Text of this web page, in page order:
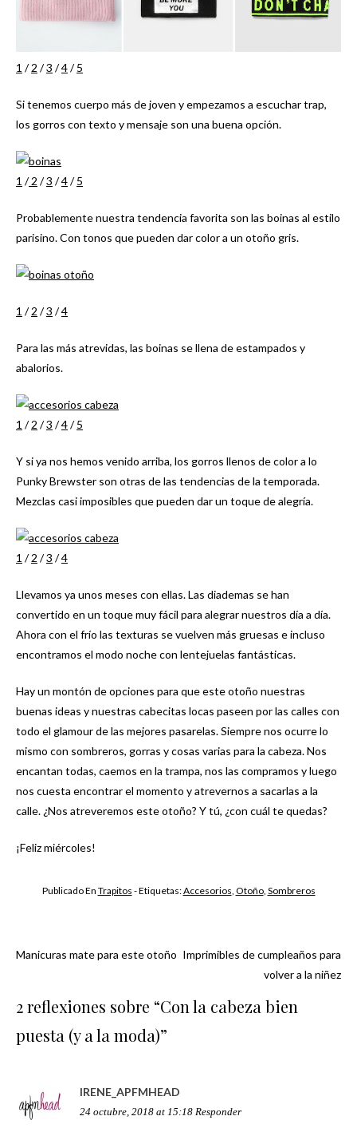
1 /2 /3 /4/5
Si tenemos cuerpo más de joven y empezamos a escuchar trap,
los gorros con texto y mensaje son una buena opción.
1 /2 /3 /4/5
Probablemente nuestra tendencia favorita son las boinas al estilo
parisino. Con tonos que pueden dar color a un otoño gris.
1 /2 /3 /4
Para las más atrevidas, las boinas se llena de estampados y
abalorios.
1 /2 /3 /4/5
Y si ya nos hemos venido arriba, los gorros llenos de color a lo
Punky Brewster son otras de las tendencias de la temporada.
Mezclas casi imposibles que pueden dar un toque de alegría.
1 /2 /3 /4
Llevamos ya unos meses con ellas. Las diademas se han
convertido en un toque muy fácil para alegrar nuestros día a día.
Ahora con el frío las texturas se vuelven más gruesas e incluso
encontramos el modo noche con lentejuelas fantásticas.
Hay un montón de opciones para que este otoño nuestras
buenas ideas y nuestras cabecitas locas paseen por las calles con
todo el glamour de las mejores pasarelas. Siempre nos ocurre lo
mismo con sombreros, gorras y cosas varias para la cabeza. Nos
encantan todas, caemos en la trampa, nos las compramos y luego
nos cuesta encontrar el momento y atrevernos a sacarlas a la
calle. ¿Nos atreveremos este otoño? Y tú, ¿con cuál te quedas?
¡Feliz miércoles!
Publicado En Trapitos - Etiquetas:Accesorios, Otoño, Sombreros
Navegación
de
entradas
Manicuras mate para este otoño Imprimibles de cumpleaños para
volver a la niñez
2 reflexiones sobre “Con la cabeza bien
puesta (y a la moda)”
IRENE_APFMHEAD
24 octubre, 2018 at 15:18 Responder